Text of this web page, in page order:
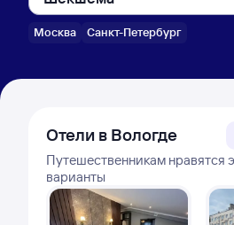
Москва Санкт-Петербург
Отели в Вологде
Путешественникам нравятся
варианты